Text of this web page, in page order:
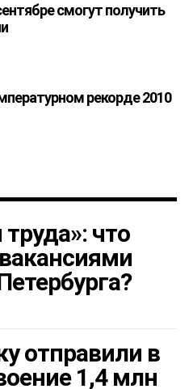
смогут получить
рекорде 2010
что
отправили в
1,4 млн